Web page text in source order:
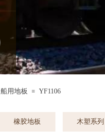
船用地板 ≡ YF1106
橡胶地板 木塑系列